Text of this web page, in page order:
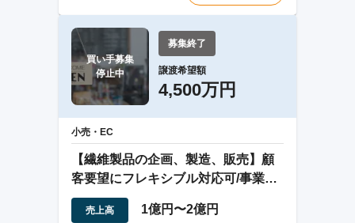
買い手募集
停止中
募集終了
譲渡希望額
4,500万円
小売・EC
【繊維製品の企画、製造、販売】顧
客要望にフレキシブル対応可/事業成
長の余地あり
売上高 1億円〜2億円